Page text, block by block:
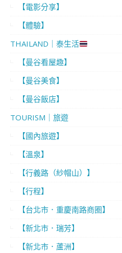
【電影分享】
【體驗】
THAILAND｜泰生活
【曼谷看屋趣】
【曼谷美食】
【曼谷飯店】
TOURISM｜旅遊
【國內旅遊】
【溫泉】
【行義路（紗帽山）】
【行程】
【台北市．重慶南路商圈】
【新北市．瑞芳】
【新北市．蘆洲】